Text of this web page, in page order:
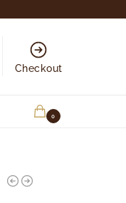
Checkout
0